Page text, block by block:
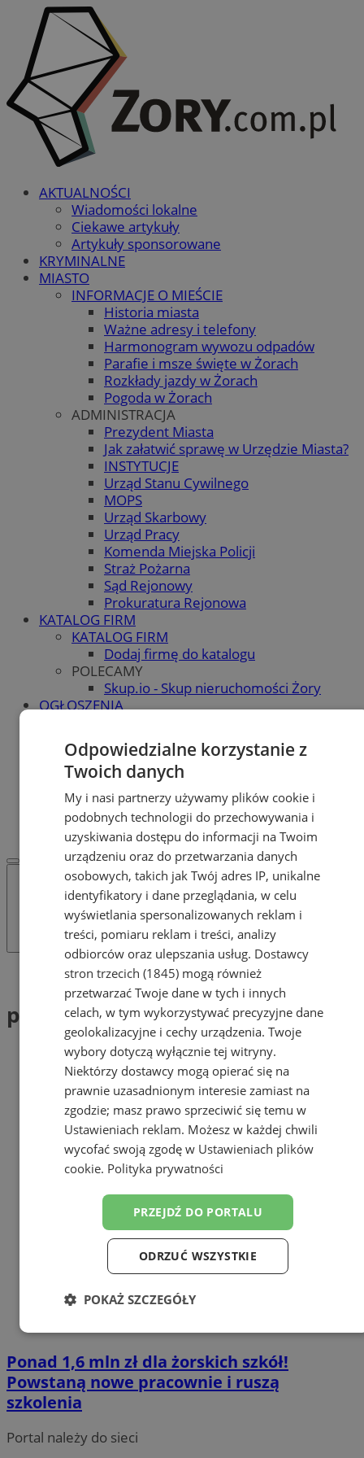
AKTUALNOŚCI
Wiadomości lokalne
Ciekawe artykuły
Artykuły sponsorowane
KRYMINALNE
MIASTO
INFORMACJE O MIEŚCIE
Historia miasta
Ważne adresy i telefony
Harmonogram wywozu odpadów
Parafie i msze święte w Żorach
Rozkłady jazdy w Żorach
Pogoda w Żorach
ADMINISTRACJA
Prezydent Miasta
Jak załatwić sprawę w Urzędzie Miasta?
INSTYTUCJE
Urząd Stanu Cywilnego
MOPS
Urząd Skarbowy
Urząd Pracy
Komenda Miejska Policji
Straż Pożarna
Sąd Rejonowy
Prokuratura Rejonowa
KATALOG FIRM
KATALOG FIRM
Dodaj firmę do katalogu
POLECAMY
Skup.io - Skup nieruchomości Żory
OGŁOSZENIA
Dodaj ogłoszenie
POLECAMY
Protocol IT
Pracuj.pl - praca w Żorach
REKLAMA
WSPÓŁPRACA
Tag: pracownia fryzjerska
pracownia fryzjerska (1)
Ponad 1,6 mln zł dla żorskich szkół!
Powstaną nowe pracownie i ruszą
szkolenia
Portal należy do sieci
Odpowiedzialne korzystanie z
Twoich danych
My i nasi partnerzy używamy plików cookie i
podobnych technologii do przechowywania i
uzyskiwania dostępu do informacji na Twoim
urządzeniu oraz do przetwarzania danych
osobowych, takich jak Twój adres IP, unikalne
identyfikatory i dane przeglądania, w celu
wyświetlania spersonalizowanych reklam i
treści, pomiaru reklam i treści, analizy
odbiorców oraz ulepszania usług. Dostawcy
stron trzecich (1845) mogą również
przetwarzać Twoje dane w tych i innych
celach, w tym wykorzystywać precyzyjne dane
geolokalizacyjne i cechy urządzenia. Twoje
wybory dotyczą wyłącznie tej witryny.
Niektórzy dostawcy mogą opierać się na
prawnie uzasadnionym interesie zamiast na
zgodzie; masz prawo sprzeciwić się temu w
Ustawieniach reklam. Możesz w każdej chwili
wycofać swoją zgodę w Ustawieniach plików
cookie. Polityka prywatności
PRZEJDŹ DO PORTALU
ODRZUĆ WSZYSTKIE
POKAŻ SZCZEGÓŁY
Niezbędne Wydajność Targetowanie